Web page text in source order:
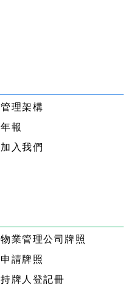
管理架構
年報
加入我們
物業管理公司牌照
申請牌照
持牌人登記冊